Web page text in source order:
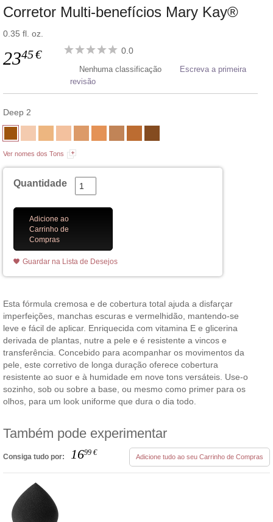
Corretor Multi-benefícios Mary Kay®
0.35 fl. oz.
2345€ 0.0
Nenhuma classificação
Escreva a primeira
revisão
Deep 2
Ver nomes dos Tons
Quantidade
Adicione ao
Carrinho de
Compras
Guardar na Lista de Desejos
Esta fórmula cremosa e de cobertura total ajuda a disfarçar
imperfeições, manchas escuras e vermelhidão, mantendo-se
leve e fácil de aplicar. Enriquecida com vitamina E e glicerina
derivada de plantas, nutre a pele e é resistente a vincos e
transferência. Concebido para acompanhar os movimentos da
pele, este corretivo de longa duração oferece cobertura
resistente ao suor e à humidade em nove tons versáteis. Use-o
sozinho, sob ou sobre a base, ou mesmo como primer para os
olhos, para um look uniforme que dura o dia todo.
Também pode experimentar
Consiga tudo por: 1699 € Adicione tudo ao seu Carrinho de Compras